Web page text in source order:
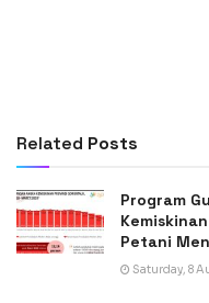
Related Posts
Program
Petani
Saturday, 8